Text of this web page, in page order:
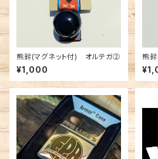
熊鈴(マグネット付) オルテガ②
¥1,000
熊